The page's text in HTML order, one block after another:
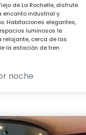
de La Rochelle, disfrute
encanto industrial y
Habitaciones elegantes,
luminosos le
relajante, cerca de las
la estación de tren
noche